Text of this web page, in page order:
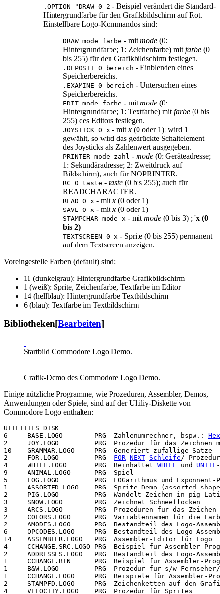
.OPTION "DRAW 0 2 - Beispiel verändert die Standard-
Hintergrundfarbe für den Grafikbildschirm auf Rot.
Einstellbare Logo-Kommandos sind:
DRAW mode farbe - mit mode (0:
Hintergrundfarbe; 1: Zeichenfarbe) mit farbe (0
bis 255) für den Grafikbildschirm festlegen.
.DEPOSIT 0 bereich - Einblenden eines
Speicherbereichs.
.EXAMINE 0 bereich - Untersuchen eines
Speicherbereichs.
EDIT mode farbe - mit mode (0:
Hintergrundfarbe; 1: Textfarbe) mit farbe (0 bis
255) des Editors festlegen.
JOYSTICK 0 x - mit x (0 oder 1); wird 1
gewählt, so wird das gedrückte Schaltelement
des Joysticks als Zahlenwert ausgegeben.
PRINTER mode zahl - mode (0: Geräteadresse;
1: Sekundäradresse; 2: Zweitdruck auf
Bildschirm), auch für NOPRINTER.
RC 0 taste - taste (0 bis 255); auch für
READCHARACTER.
READ 0 x - mit x (0 oder 1)
SAVE 0 x - mit x (0 oder 1)
STAMPCHAR mode x - mit mode (0 bis 3) ; 'x (0
bis 2)
TEXTSCREEN 0 x - Sprite (0 bis 255) permanent
auf dem Textscreen anzeigen.
Voreingestelle Farben (default) sind:
11 (dunkelgrau): Hintergrundfarbe Grafikbildschirm
1 (weiß): Sprite, Zeichenfarbe, Textfarbe im Editor
14 (hellblau): Hintergrundfarbe Textbildschirm
6 (blau): Textfarbe im Textbildschirm
Bibliotheken[Bearbeiten]
Startbild Commodore Logo Demo.
Grafik-Demo des Commodore Logo Demo.
Einige nützliche Programme, wie Prozeduren, Assembler, Demos,
Anwendungen oder Spiele, sind auf der Ultiliy-Diskette von
Commodore Logo enthalten:
UTILITIES DISK
6     BASE.LOGO        PRG  Zahlenumrechner, bspw.:
2     JOY.LOGO         PRG  Prozedur für das Zeichnen
10    GRAMMAR.LOGO     PRG  Generiert zufällige Sätze
2     FOR.LOGO         PRG FOR-NEXT- Schleife /-Prozedur
4     WHILE.LOGO       PRG  Beinhaltet WHILE und UNTIL
9     ANIMAL.LOGO      PRG  Spiel
5     LOG.LOGO         PRG  LOGarithmus und Exponnent-
1     ASSORTED.LOGO    PRG  Sprite Demo (assorted
2     PIG.LOGO         PRG  Wandelt Zeichen in pig
3     SNOW.LOGO        PRG  Zeichnet Schneeflocken
3     ARCS.LOGO        PRG  Prozeduren für das
2     COLORS.LOGO      PRG  Variablennamen für die
2     AMODES.LOGO      PRG  Bestandteil des Logo-
6     OPCODES.LOGO     PRG  Bestandteil des Logo-
14    ASSEMBLER.LOGO   PRG  Assembler-Editor für Logo
4     CCHANGE.SRC.LOGO PRG  Beispiel für Assembler-
2     ADDRESSES.LOGO   PRG  Bestandteil des Logo-
1     CCHANGE.BIN      PRG  Beispiel für Assembler-
1     B&W.LOGO         PRG  Prozedur für s/w-
1     CCHANGE.LOGO     PRG  Beispiele für Assembler-
2     STAMPFD.LOGO     PRG  Zeichenketten auf den
4     VELOCITY.LOGO    PRG  Prozedur für Sprites